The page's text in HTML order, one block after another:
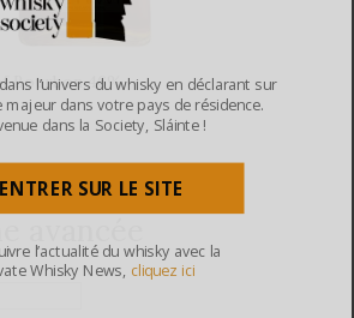
Bourbon 46%
l’univers du whisky en déclarant sur
majeur dans votre pays de résidence.
dans la Society, Sláinte !
ENTRER SUR LE SITE
l’actualité du whisky avec la
Whisky News, cliquez ici